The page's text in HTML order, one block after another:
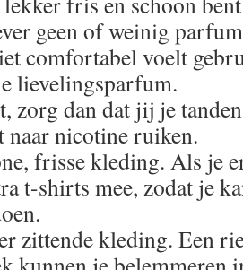
geen of weinig
comfortabel voelt
lievelingsparfum.
zorg dan dat jij je
naar nicotine ruiken.
frisse kleding. Als je
t-shirts mee, zodat je
zittende kleding. Een